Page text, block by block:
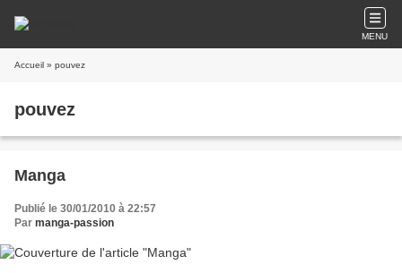
MENU
Accueil » pouvez
pouvez
Manga
Publié le 30/01/2010 à 22:57
Par manga-passion